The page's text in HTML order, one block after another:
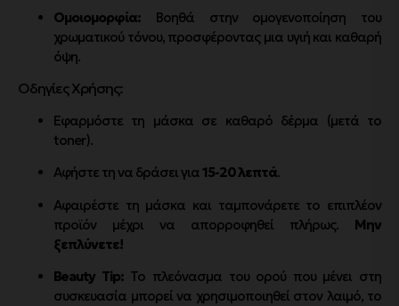
Ομοιομορφία: Βοηθά στην ομογενοποίηση του
χρωματικού τόνου, προσφέροντας μια υγιή και καθαρή
όψη.
Οδηγίες Χρήσης:
Εφαρμόστε τη μάσκα σε καθαρό δέρμα (μετά το
toner).
Αφήστε τη να δράσει για15-20 λεπτά.
Αφαιρέστε τη μάσκα και ταμπονάρετε το επιπλέον
προϊόν μέχρι να απορροφηθεί πλήρως. Μην
ξεπλύνετε!
Beauty Tip:Το πλεόνασμα του ορού που μένει στη
συσκευασία μπορεί να χρησιμοποιηθεί στον λαιμό, το